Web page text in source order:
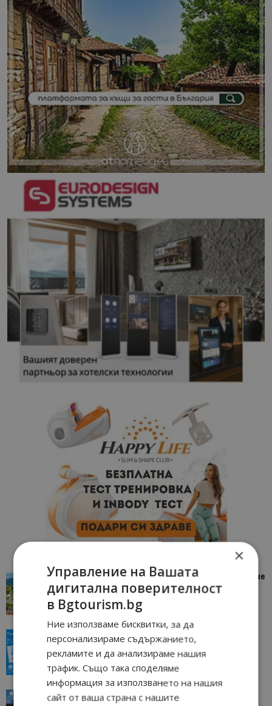
“Пощенска картичка от…”: Петрич – Изживяване
отвъд очакваното
Петрич 11/07/2026 11:22
всички времена
23/06/2026 10:00
×
Управление на Вашата
дигитална поверителност
в Bgtourism.bg
Ние използваме бисквитки, за да
персонализираме съдържанието,
рекламите и да анализираме нашия
трафик. Също така споделяме
информация за използването на нашия
сайт от ваша страна с нашите